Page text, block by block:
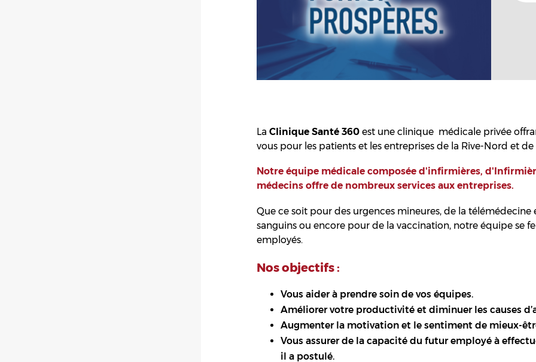
LaClinique Santé 360est une clinique médicale privée
vous pour les patients et les entreprises de la Rive-Nord et
Notre équipe médicale composée d'infirmières,
médecins offre de nombreux services aux entreprises.
Que ce soit pour des urgences mineures, de la
sanguins ou encore pour de la vaccination, notre équipe se
employés.
Nos objectifs :
Vous aider à prendre soin de vos équipes.
Améliorer votre productivité et diminuer les causes
Augmenter la motivation et le sentiment de mieux-
Vous assurer de la capacité du futur employé à
il a postulé.